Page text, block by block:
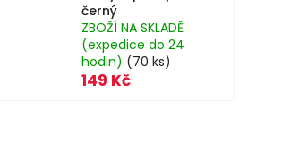
černý
ZBOŽÍ NA SKLADĚ
(expedice do 24
hodin) (70 ks)
149 Kč